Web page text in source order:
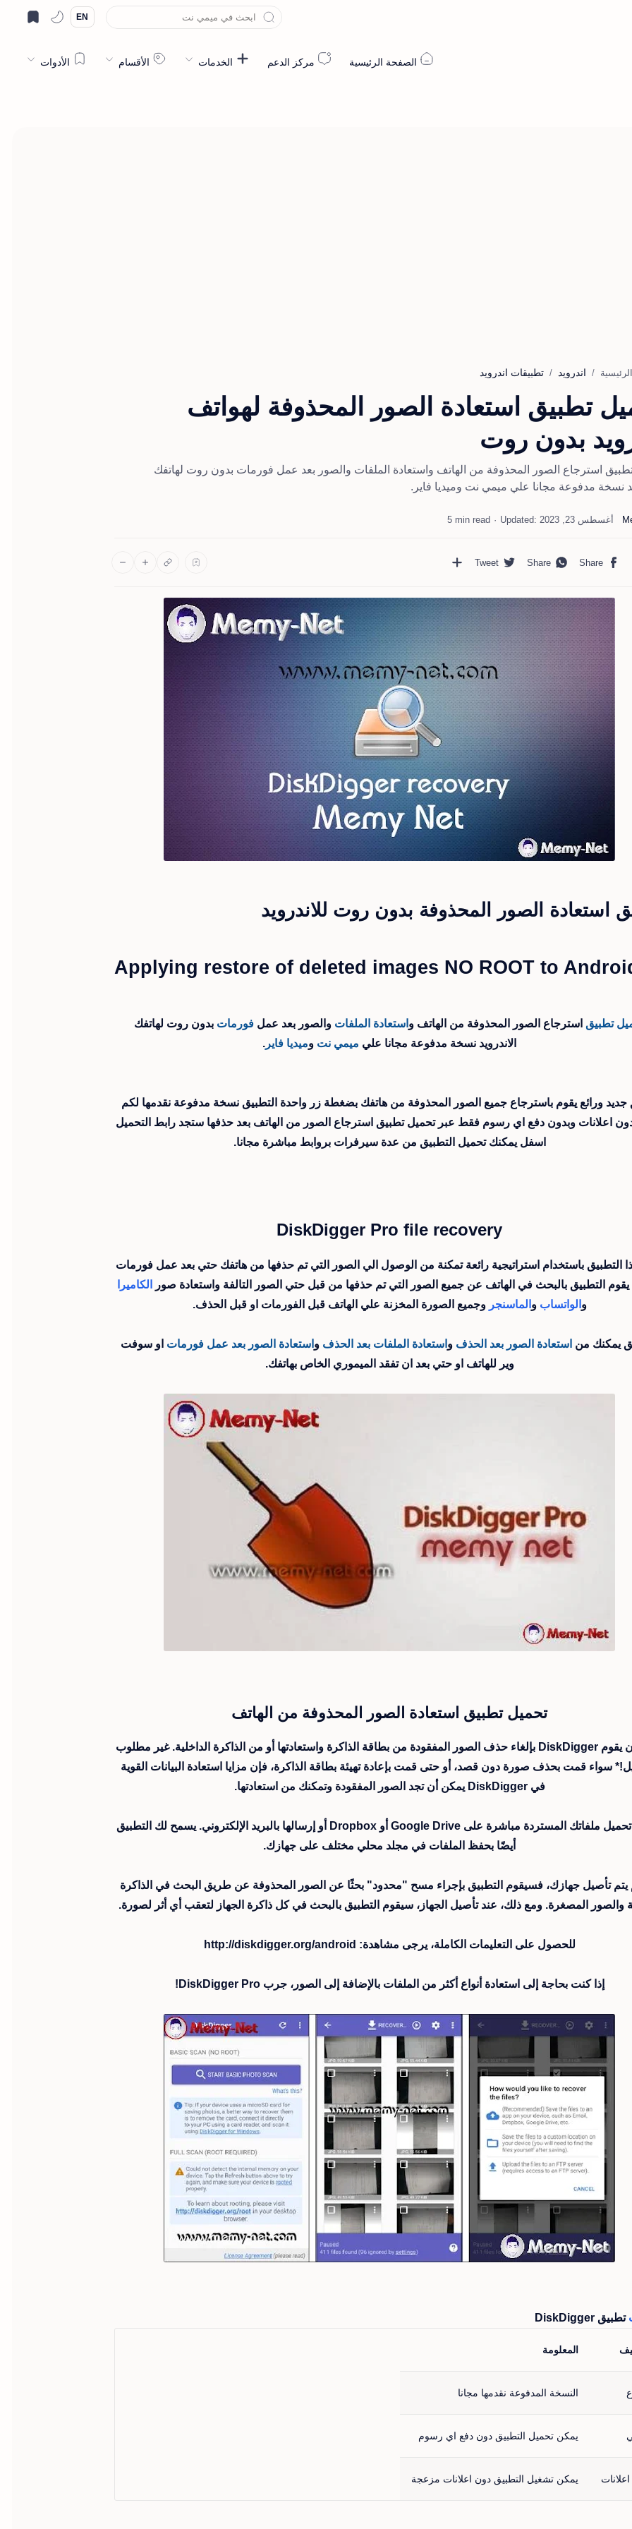
EN
الصفحة الرئيسية مركز الدعم الخدمات الأقسام الأدوات
اندرويد تطبيقات اندرويد
تطبيق استعادة الصور المحذوفة لهواتف
بدون روت
استرجاع الصور المحذوفة من الهاتف واستعادة الملفات والصور بعد عمل فورمات بدون روت لهاتفك
نسخة مدفوعة مجانا علي ميمي نت وميديا فاير.
5 min read
استعادة الصور المحذوفة بدون روت للاندرويد
Applying restore of deleted images NO ROOT to
تطبيق استرجاع الصور المحذوفة من الهاتف و استعادة الملفات والصور بعد عمل فورمات بدون روت لهاتفك
الاندرويد نسخة مدفوعة مجانا علي ميمي نت وميديا فاير .
جديد ورائع يقوم باسترجاع جميع الصور المحذوفة من هاتفك بضغطة زر واحدة التطبيق نسخة مدفوعة نقدمها لكم
اعلانات وبدون دفع اي رسوم فقط عبر تحميل تطبيق استرجاع الصور من الهاتف بعد حذفها ستجد رابط التحميل
اسفل يمكنك تحميل التطبيق من عدة سيرفرات بروابط مباشرة مجانا.
DiskDigger Pro file recovery
التطبيق باستخدام استراتيجية رائعة تمكنة من الوصول الي الصور التي تم حذفها من هاتفك حتي بعد عمل فورمات
يقوم التطبيق بالبحث في الهاتف عن جميع الصور التي تم حذفها من قبل حتي الصور التالفة واستعادة صور
الكاميرا
و الواتساب و الماسنجر وجميع الصورة المخزنة علي الهاتف قبل الفورمات او قبل الحذف.
يمكنك من استعادة الصور بعد الحذف و استعادة الملفات بعد الحذف و استعادة الصور بعد عمل فورمات او سوفت
وير للهاتف او حتي بعد ان تفقد الميموري الخاص بهاتفك.
تحميل تطبيق استعادة الصور المحذوفة من الهاتف
يمكن أن يقوم DiskDigger بإلغاء حذف الصور المفقودة من بطاقة الذاكرة واستعادتها أو من الذاكرة الداخلية. غير مطلوب
سواء قمت بحذف صورة دون قصد، أو حتى قمت بإعادة تهيئة بطاقة الذاكرة، فإن مزايا استعادة البيانات القوية
في DiskDigger يمكن أن تجد الصور المفقودة وتمكنك من استعادتها.
يمكنك تحميل ملفاتك المستردة مباشرة على Google Drive أو Dropbox أو إرسالها بالبريد الإلكتروني. يسمح لك التطبيق
أيضًا بحفظ الملفات في مجلد محلي مختلف على جهازك.
يتم تأصيل جهازك، فسيقوم التطبيق بإجراء مسح "محدود" بحثًا عن الصور المحذوفة عن طريق البحث في الذاكرة
والصور المصغرة. ومع ذلك، عند تأصيل الجهاز، سيقوم التطبيق بالبحث في كل ذاكرة الجهاز لتعقب أي أثر لصورة.
للحصول على التعليمات الكاملة، يرجى مشاهدة: http://diskdigger.org/android
إذا كنت بحاجة إلى استعادة أنواع أكثر من الملفات بالإضافة إلى الصور، جرب DiskDigger Pro!
تطبيق DiskDigger
المعلومة
النسخة المدفوعة نقدمها مجانا
يمكن تحميل التطبيق دون دفع اي رسوم
يمكن تشغيل التطبيق دون اعلانات مزعجة